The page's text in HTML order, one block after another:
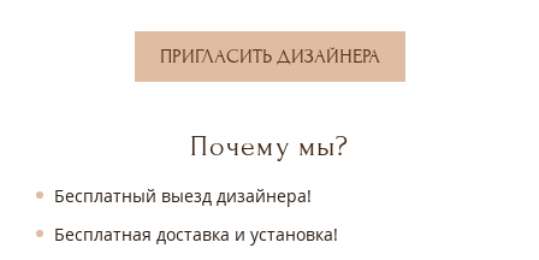
ПРИГЛАСИТЬ ДИЗАЙНЕРА
Почему мы?
Бесплатный выезд дизайнера!
Бесплатная доставка и установка!